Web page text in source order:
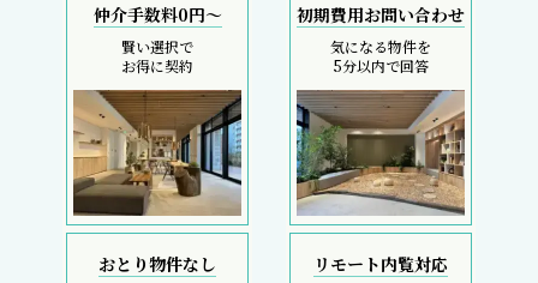
仲介手数料0円～
賢い選択で
お得に契約
初期費用お問い合わせ
気になる物件を
5分以内で回答
おとり物件なし リモート内覧対応